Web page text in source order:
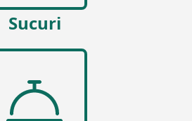
Sucuri